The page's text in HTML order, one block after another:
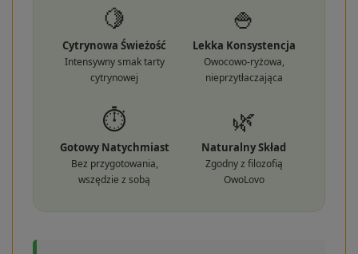
🍋
Cytrynowa Świeżość
Intensywny smak tarty
cytrynowej
🍚
Lekka Konsystencja
Owocowo-ryżowa,
nieprzytłaczająca
⏱️
Gotowy Natychmiast
Bez przygotowania,
wszędzie z sobą
🌿
Naturalny Skład
Zgodny z filozofią
OwoLovo